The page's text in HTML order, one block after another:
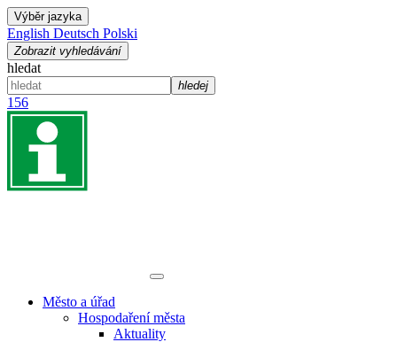
Výběr jazyka
English Deutsch Polski
Zobrazit vyhledávání
hledat
hledej
156
Město a úřad
Hospodaření města
Aktuality